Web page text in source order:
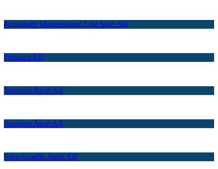
Krogshults Maskinstation Lille Mats AB
Terapico AB
Sonstorp Åkeri AB
Sonstorp Åkeri AB
Sven Granflo Åkeri AB